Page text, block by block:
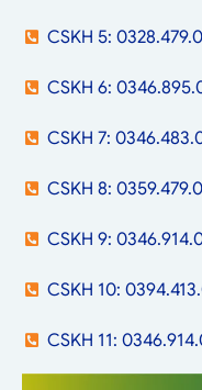
CSKH 5:
CSKH 6:
CSKH 7:
CSKH 8:
CSKH 9:
CSKH 10:
CSKH 11: